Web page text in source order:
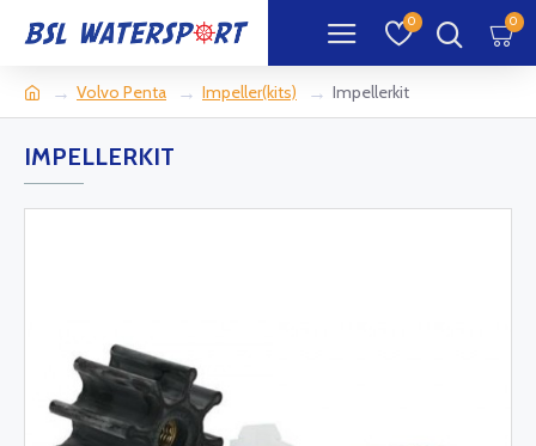
0 0
Volvo Penta Impeller(kits) Impellerkit
IMPELLERKIT